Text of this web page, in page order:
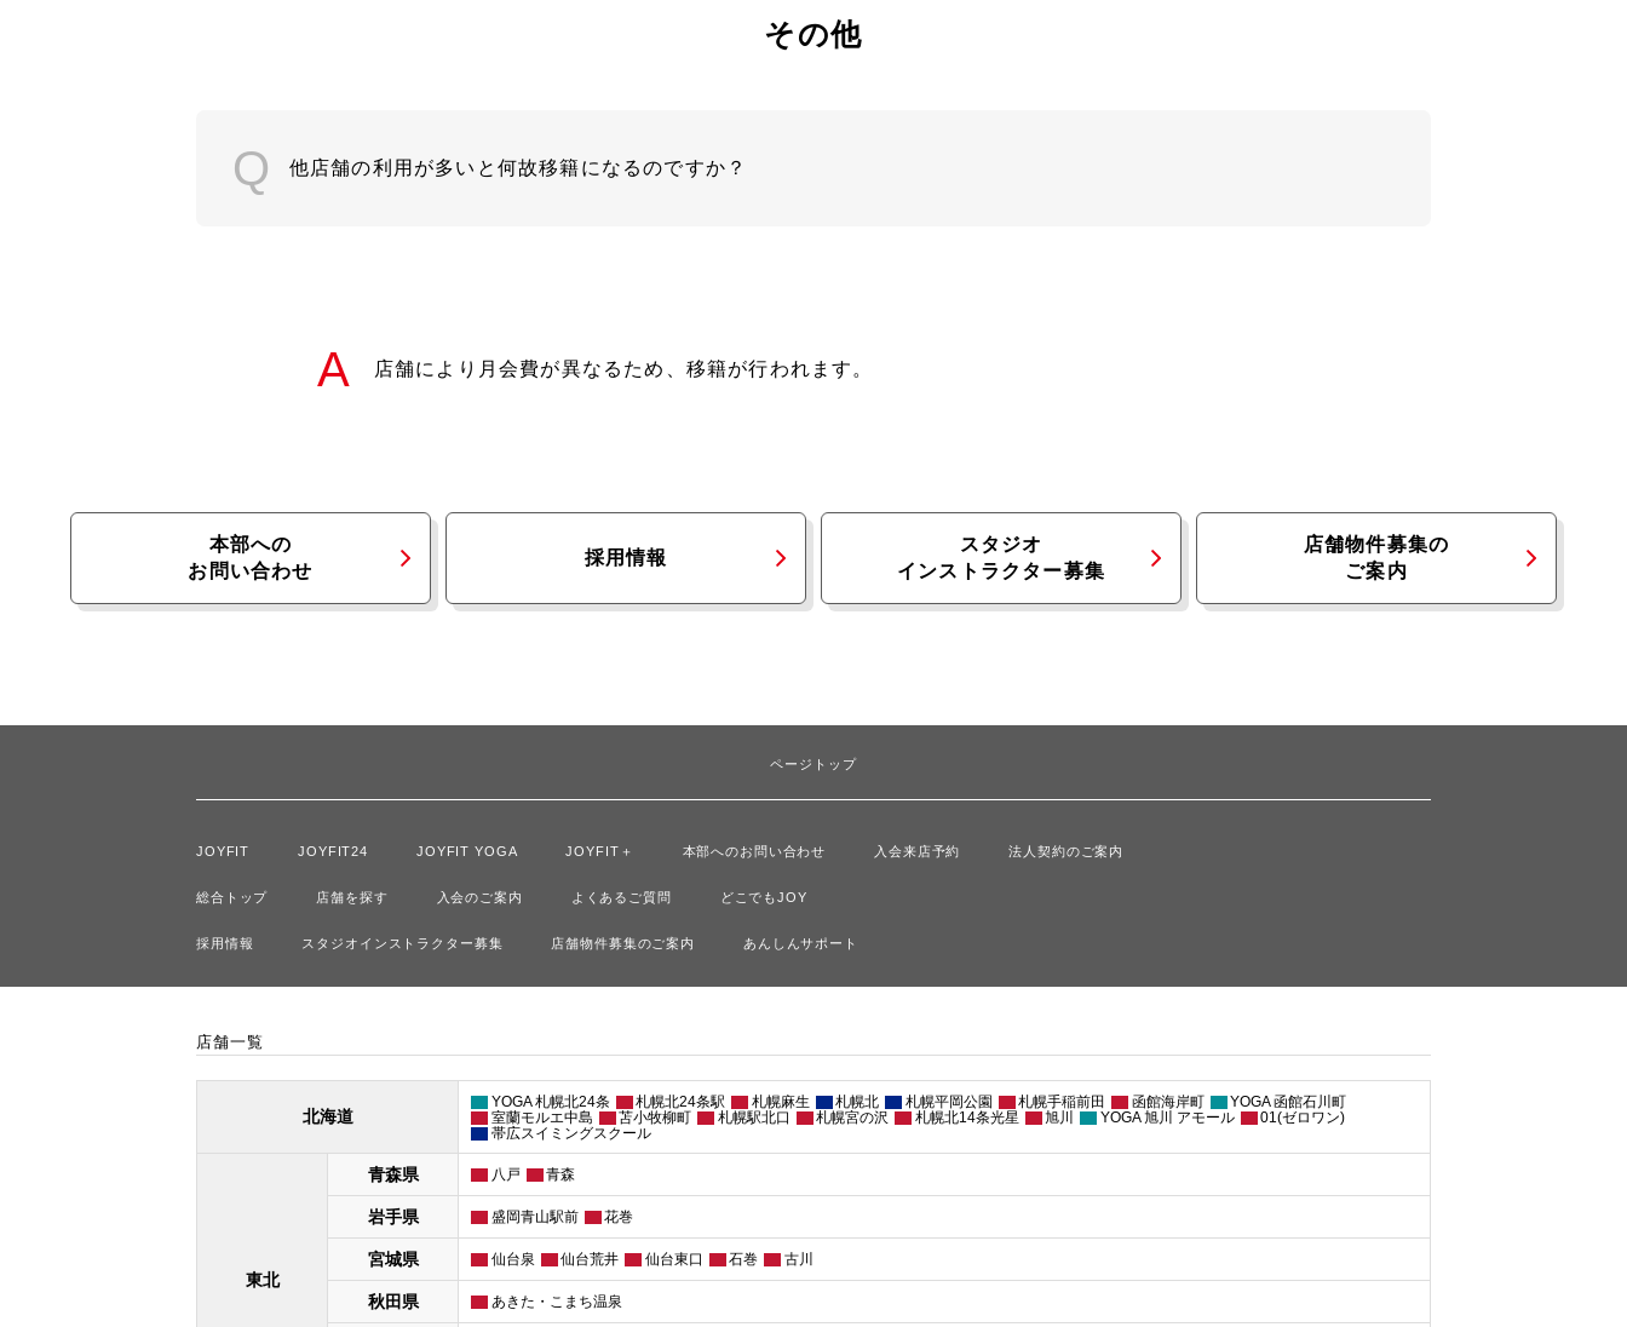
その他
他店舗の利用が多いと何故移籍になるのですか？
店舗により月会費が異なるため、移籍が行われます。
本部への
お問い合わせ
採用情報
スタジオ
インストラクター募集
店舗物件募集の
ご案内
ページトップ
JOYFIT JOYFIT24 JOYFIT YOGA JOYFIT＋ 本部へのお問い合わせ 入会来店予約 法人契約のご案内
総合トップ 店舗を探す 入会のご案内 よくあるご質問 どこでもJOY
採用情報 スタジオインストラクター募集 店舗物件募集のご案内 あんしんサポート
店舗一覧
北海道
YOGA 札幌北24条 札幌北24条駅 札幌麻生 札幌北 札幌平岡公園 札幌手稲前田 函館海岸町
YOGA 函館石川町
室蘭モルエ中島
苫小牧柳町 札幌駅北口 札幌宮の沢 札幌北14条光星 旭川 YOGA 旭川 アモール
01(ゼロワン)
帯広スイミングスクール
東北
青森県 八戸 青森
岩手県 盛岡青山駅前 花巻
宮城県 仙台泉 仙台荒井 仙台東口 石巻 古川
秋田県 あきた・こまち温泉